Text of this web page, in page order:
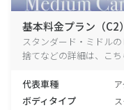
基本料金プラン（C2）
スタンダード・ミドル
捨てなどの詳細は、こち
代表車種
ボディタイプ